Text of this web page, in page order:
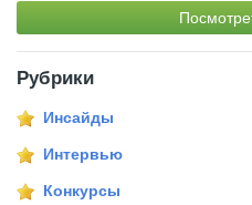
Рубрики
Инсайды
Интервью
Конкурсы